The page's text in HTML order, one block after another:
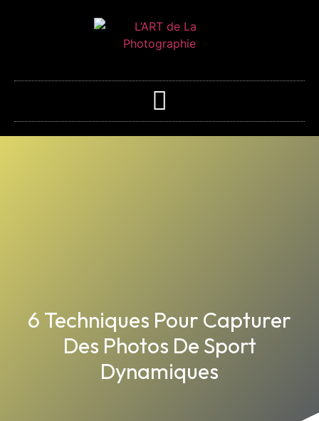
6 Techniques Pour Capturer
Des Photos De Sport
Dynamiques